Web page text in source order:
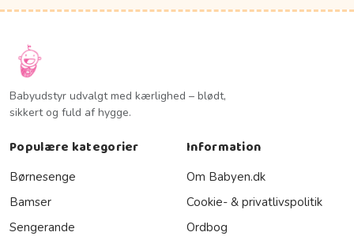
Babyudstyr udvalgt med kærlighed – blødt,
sikkert og fuld af hygge.
Populære kategorier
Børnesenge
Bamser
Sengerande
Information
Om Babyen.dk
Cookie- & privatlivspolitik
Ordbog